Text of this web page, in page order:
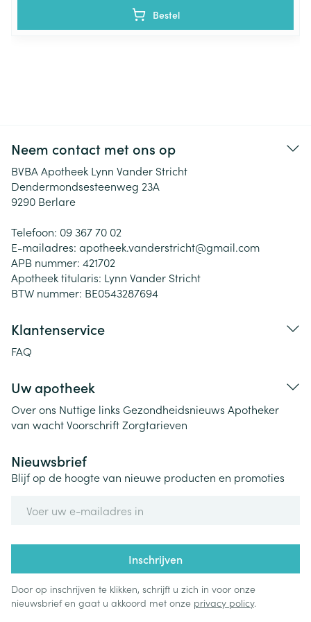
Bestel
Neem contact met ons op
BVBA Apotheek Lynn Vander Stricht
Dendermondsesteenweg 23A
9290 Berlare
Telefoon: 09 367 70 02
E-mailadres: apotheek.vanderstricht@gmail.com
APB nummer: 421702
Apotheek titularis: Lynn Vander Stricht
BTW nummer: BE0543287694
Klantenservice
FAQ
Uw apotheek
Over ons Nuttige links Gezondheidsnieuws Apotheker
van wachtVoorschriftZorgtarieven
Nieuwsbrief
Blijf op de hoogte van nieuwe producten en promoties
Inschrijven
Door op inschrijven te klikken, schrijft u zich in voor onze
nieuwsbrief en gaat u akkoord met onze privacy policy.